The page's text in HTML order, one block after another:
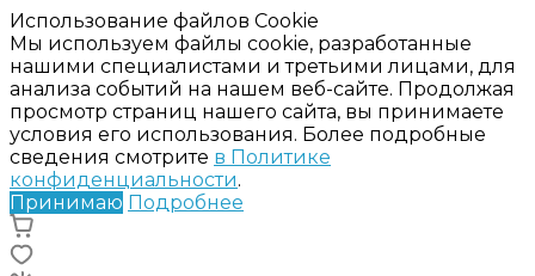
Использование файлов Cookie
Мы используем файлы cookie, разработанные
нашими специалистами и третьими лицами, для
анализа событий на нашем веб-сайте. Продолжая
просмотр страниц нашего сайта, вы принимаете
условия его использования. Более подробные
сведения смотрите в Политике
конфиденциальности.
Принимаю Подробнее